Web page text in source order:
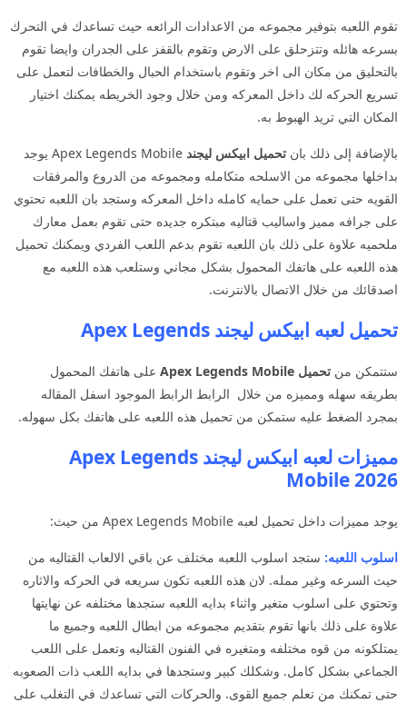
تقوم اللعبه بتوفير مجموعه من الاعدادات الرائعه حيث تساعدك في التحرك
بسرعه هائله وتتزحلق على الارض وتقوم بالقفز على الجدران وايضا تقوم
بالتحليق من مكان الى اخر وتقوم باستخدام الحبال والخطافات لتعمل على
تسريع الحركه لك داخل المعركه ومن خلال وجود الخريطه يمكنك اختيار
المكان التي تريد الهبوط به.
بالإضافة إلى ذلك بان تحميل ابيكس ليجند
Apex Legends Mobile يوجد
بداخلها مجموعه من الاسلحه متكامله ومجموعه من الدروع والمرفقات
القويه حتى تعمل على حمايه كامله داخل المعركه وستجد بان اللعبه تحتوي
على جرافه مميز واساليب قتاليه مبتكره جديده حتى تقوم بعمل معارك
ملحميه علاوة على ذلك بان اللعبه تقوم بدعم اللعب الفردي ويمكنك تحميل
هذه اللعبه على هاتفك المحمول بشكل مجاني وستلعب هذه اللعبه مع
اصدقائك من خلال الاتصال بالانترنت.
تحميل لعبه ابيكس ليجند Apex Legends
ستتمكن من تحميل Apex Legends Mobile
على هاتفك المحمول
بطريقه سهله ومميزه من خلال الرابط الرابط الموجود اسفل المقاله
بمجرد الضغط عليه ستمكن من تحميل هذه اللعبه على هاتفك بكل سهوله.
مميزات لعبه ابيكس ليجند Apex Legends
Mobile 2026
يوجد مميزات داخل تحميل لعبه Apex Legends Mobile من حيث:
اسلوب اللعبه: ستجد اسلوب اللعبه مختلف عن باقي الالعاب القتاليه من
حيث السرعه وغير ممله. لان هذه اللعبه تكون سريعه في الحركه والاثاره
وتحتوي على اسلوب متغير واثناء بدايه اللعبه ستجدها مختلفه عن نهايتها
علاوة على ذلك بانها تقوم بتقديم مجموعه من ابطال اللعبه وجميع ما
يمتلكونه من قوه مختلفه ومتغيره في الفنون القتاليه وتعمل على اللعب
الجماعي بشكل كامل. وشكلك كبير وستجدها في بدايه اللعب ذات الصعوبه
حتى تمكنك من تعلم جميع القوى. والحركات التي تساعدك في التغلب على